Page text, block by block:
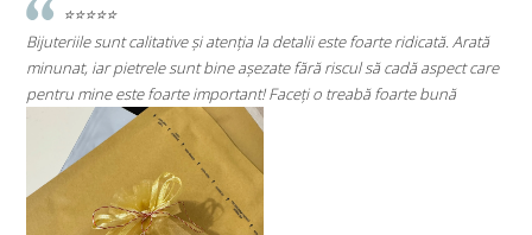
și atenția la detalii este foarte ridicată. Arată
bine așezate fără riscul să cadă aspect care
important! Faceți o treabă foarte bună
⭐⭐⭐⭐⭐
Super mulțumită!! Sunt